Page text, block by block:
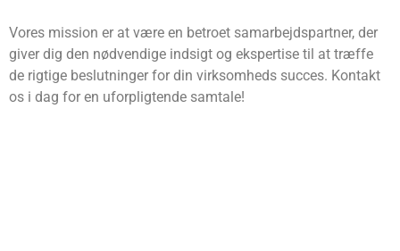
Vores mission er at være en betroet samarbejdspartner, der
giver dig den nødvendige indsigt og ekspertise til at træffe
de rigtige beslutninger for din virksomheds succes. Kontakt
os i dag for en uforpligtende samtale!